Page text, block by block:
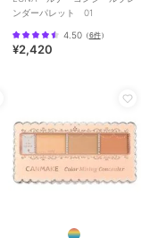
ンダーパレット 01
4.50（6件）
¥2,420